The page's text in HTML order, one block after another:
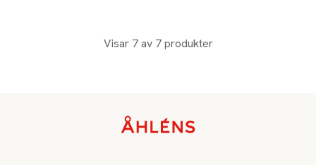
Visar 7 av 7 produkter